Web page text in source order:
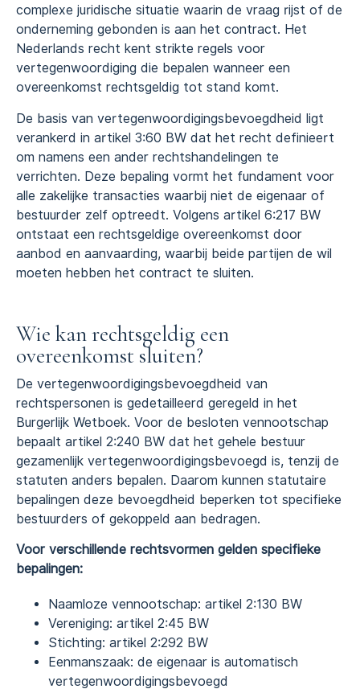
complexe juridische situatie waarin de vraag rijst of de
onderneming gebonden is aan het contract. Het
Nederlands recht kent strikte regels voor
vertegenwoordiging die bepalen wanneer een
overeenkomst rechtsgeldig tot stand komt.
De basis van vertegenwoordigingsbevoegdheid ligt
verankerd in artikel 3:60 BW dat het recht definieert
om namens een ander rechtshandelingen te
verrichten. Deze bepaling vormt het fundament voor
alle zakelijke transacties waarbij niet de eigenaar of
bestuurder zelf optreedt. Volgens artikel 6:217 BW
ontstaat een rechtsgeldige overeenkomst door
aanbod en aanvaarding, waarbij beide partijen de wil
moeten hebben het contract te sluiten.
Wie kan rechtsgeldig een
overeenkomst sluiten?
De vertegenwoordigingsbevoegdheid van
rechtspersonen is gedetailleerd geregeld in het
Burgerlijk Wetboek. Voor de besloten vennootschap
bepaalt artikel 2:240 BW dat het gehele bestuur
gezamenlijk vertegenwoordigingsbevoegd is, tenzij de
statuten anders bepalen. Daarom kunnen statutaire
bepalingen deze bevoegdheid beperken tot specifieke
bestuurders of gekoppeld aan bedragen.
Voor verschillende rechtsvormen gelden specifieke
bepalingen:
Naamloze vennootschap: artikel 2:130 BW
Vereniging: artikel 2:45 BW
Stichting: artikel 2:292 BW
Eenmanszaak: de eigenaar is automatisch
vertegenwoordigingsbevoegd